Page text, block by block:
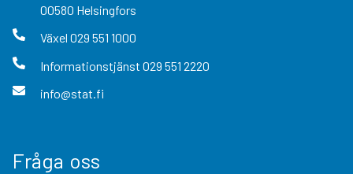
00580 Helsingfors
Växel 029 551 1000
Informationstjänst 029 551 2220
info@stat.fi
Fråga oss